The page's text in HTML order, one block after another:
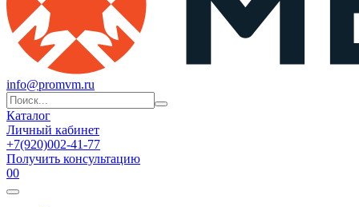
info@promvm.ru
Каталог
Личный кабинет
+7(920)002-41-77
Получить консультацию
00